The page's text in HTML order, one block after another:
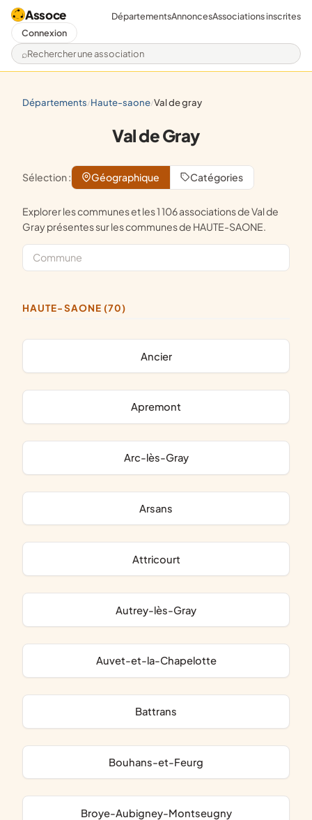
Assoce
Rechercher une association
DépartementsAnnoncesAssociations inscrites
Connexion
départements/ haute-saone/ val de gray
Val de Gray
Sélection : Géographique Catégories
Explorer les communes et les 1 106 associations de Val de
Gray présentes sur les communes de HAUTE-SAONE.
HAUTE-SAONE (70)
Ancier
Apremont
Arc-lès-Gray
Arsans
Attricourt
Autrey-lès-Gray
Auvet-et-la-Chapelotte
Battrans
Bouhans-et-Feurg
Broye-Aubigney-Montseugny